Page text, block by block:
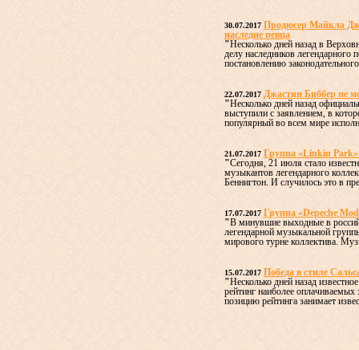
30.07.2017 Продюсер Майкла
наследие певца
"Несколько дней назад в
делу наследников
постановлению
22.07.2017 Джастин Биббер не
"Несколько дней назад
выступили с заявлением, в
популярный во всем мире
21.07.2017 Группа «Linkin Park»
"Сегодня, 21 июля стало
музыкантов легендарного
Беннигтон. И случилось это в
17.07.2017 Группа «Depeche
"В минувшие выходные в
легендарной музыкальной
мирового турне коллектива.
15.07.2017 Победа в стиле
"Несколько дней назад
рейтинг наиболее
позицию рейтинга занимает